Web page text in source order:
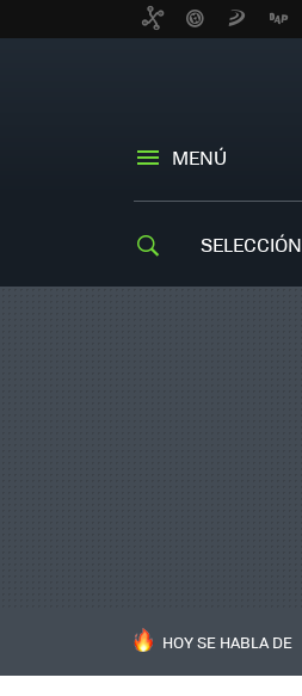
MENÚ
SELECCIÓN
HOY SE HABLA DE